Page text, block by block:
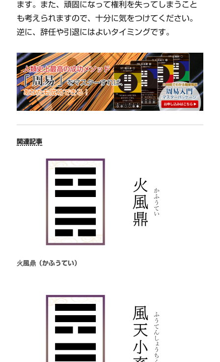
ます。また、頑固になって権利を失ってしまうこと
も考えられますので、十分に気をつけてください。
逆に、辞任や引退にはよいタイミングです。
関連記事
火風鼎（かふうてい）